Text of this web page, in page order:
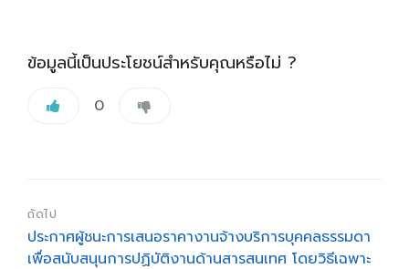
ข้อมูลนี้เป็นประโยชน์สำหรับคุณหรือไม่ ?
0
ถัดไป
ประกาศผู้ชนะการเสนอราคางานจ้างบริการบุคคลธรรมดา
เพื่อสนับสนุนการปฏิบัติงานด้านสารสนเทศ โดยวิธีเฉพาะ